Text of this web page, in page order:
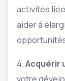
activités
aider à
4.Acquérir